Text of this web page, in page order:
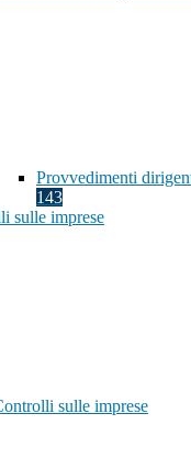
Provvedimenti
143
sulle imprese
sulle imprese